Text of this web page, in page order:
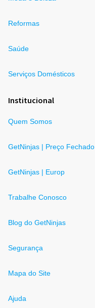
Reformas
Saúde
Serviços Domésticos
Institucional
Quem Somos
GetNinjas | Preço Fechado
GetNinjas | Europ
Trabalhe Conosco
Blog do GetNinjas
Segurança
Mapa do Site
Ajuda